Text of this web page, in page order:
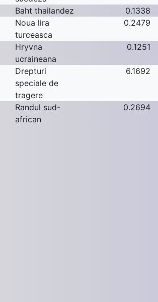
Baht thailandez
0.1338
Noua lira
turceasca
0.2479
Hryvna
ucraineana
0.1251
Drepturi
speciale de
tragere
6.1692
Randul sud-
african
0.2694